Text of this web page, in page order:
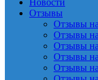
Новости
Отзывы
Отзывы
Отзывы
Отзывы
Отзывы на
Отзывы